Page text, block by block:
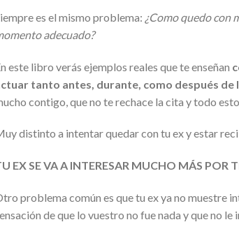
es el mismo problema: ¿Como quedo con
adecuado?
este libro verás ejemplos reales que te enseñan
tanto antes, durante, como después
contigo, que no te rechace la cita y todo
distinto a intentar quedar con tu ex y estar
EX SE VA A INTERESAR MUCHO MÁS POR
problema común es que tu ex ya no muestre
de que lo vuestro no fue nada y que no le